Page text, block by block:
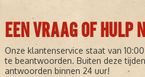
EEN VRAAG OF HULP
Onze klantenservice staat van
te beantwoorden. Buiten deze
antwoorden binnen 24 uur!